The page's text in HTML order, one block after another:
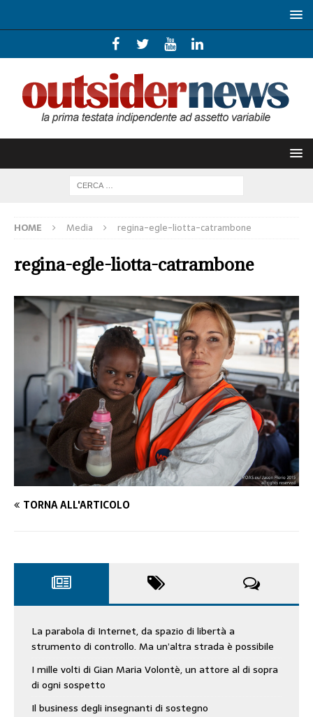
HOME Media regina-egle-liotta-catrambone
regina-egle-liotta-catrambone
TORNA ALL'ARTICOLO
La parabola di Internet, da spazio di libertà a
strumento di controllo. Ma un’altra strada è possibile
I mille volti di Gian Maria Volontè, un attore al di sopra
di ogni sospetto
Il business degli insegnanti di sostegno